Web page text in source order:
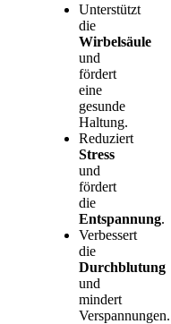
Unterstützt
die
Wirbelsäule
und
fördert
eine
gesunde
Haltung.
Reduziert
Stress
und
fördert
die
Entspannung.
Verbessert
die
Durchblutung
und
mindert
Verspannungen.